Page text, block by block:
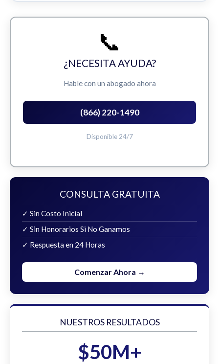
📞
¿NECESITA AYUDA?
Hable con un abogado ahora
(866) 220-1490
Disponible 24/7
CONSULTA GRATUITA
✓ Sin Costo Inicial
✓ Sin Honorarios Si No Ganamos
✓ Respuesta en 24 Horas
Comenzar Ahora →
NUESTROS RESULTADOS
$50M+